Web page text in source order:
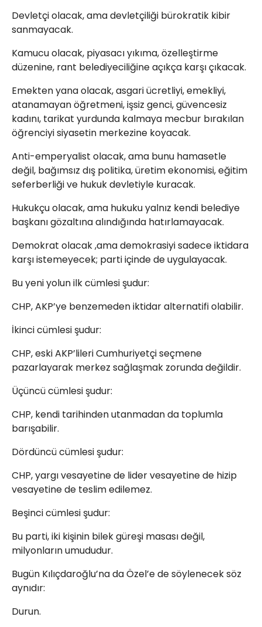
Devletçi olacak, ama devletçiliği bürokratik kibir
sanmayacak.
Kamucu olacak, piyasacı yıkıma, özelleştirme
düzenine, rant belediyeciliğine açıkça karşı çıkacak.
Emekten yana olacak, asgari ücretliyi, emekliyi,
atanamayan öğretmeni, işsiz genci, güvencesiz
kadını, tarikat yurdunda kalmaya mecbur bırakılan
öğrenciyi siyasetin merkezine koyacak.
Anti-emperyalist olacak, ama bunu hamasetle
değil, bağımsız dış politika, üretim ekonomisi, eğitim
seferberliği ve hukuk devletiyle kuracak.
Hukukçu olacak, ama hukuku yalnız kendi belediye
başkanı gözaltına alındığında hatırlamayacak.
Demokrat olacak ,ama demokrasiyi sadece iktidara
karşı istemeyecek; parti içinde de uygulayacak.
Bu yeni yolun ilk cümlesi şudur:
CHP, AKP’ye benzemeden iktidar alternatifi olabilir.
İkinci cümlesi şudur:
CHP, eski AKP’lileri Cumhuriyetçi seçmene
pazarlayarak merkez sağlaşmak zorunda değildir.
Üçüncü cümlesi şudur:
CHP, kendi tarihinden utanmadan da toplumla
barışabilir.
Dördüncü cümlesi şudur:
CHP, yargı vesayetine de lider vesayetine de hizip
vesayetine de teslim edilemez.
Beşinci cümlesi şudur:
Bu parti, iki kişinin bilek güreşi masası değil,
milyonların umududur.
Bugün Kılıçdaroğlu’na da Özel’e de söylenecek söz
aynıdır:
Durun.